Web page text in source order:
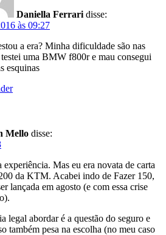
Daniella Ferrari disse:
às 09:27
a era? Minha dificuldade são nas
uma BMW f800r e mau consegui
esquinas
Mello disse:
experiência. Mas eu era novata de carta
da KTM. Acabei indo de Fazer 150,
lançada em agosto (e com essa crise
legal abordar é a questão do seguro e
também pesa na escolha (no meu caso